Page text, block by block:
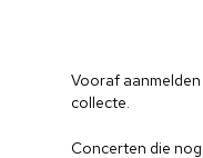
Vooraf
collecte.
Concerten die